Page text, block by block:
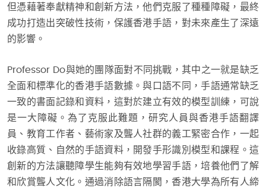
但憑藉著奉獻精神和創新方法，他們克服了種種障礙，最終
成功打造出突破性技術，保護香港手語，對未來產生了深遠
的影響。
Professor Do與她的團隊面對不同挑戰，其中之一就是缺乏
全面和標準化的香港手語數據。與口語不同，手語通常缺乏
一致的書面記錄和資料，這對於建立有效的模型訓練，可說
是一大障礙。為了克服此難題，研究人員與香港手語翻譯
員、教育工作者、藝術家及聾人社群的義工緊密合作，一起
收錄高質、自然的手語資料，開發手形識別模型和課程。這
創新的方法讓聽障學生能夠有效地學習手語，培養他們了解
和欣賞聾人文化。通過消除語言隔閡，香港大學為所有人締